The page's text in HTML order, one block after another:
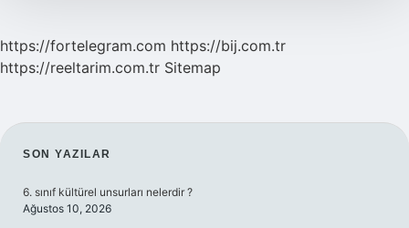
https://fortelegram.com https://bij.com.tr
https://reeltarim.com.tr Sitemap
SIDEBAR
SON YAZILAR
6. sınıf kültürel unsurları nelerdir ?
Ağustos 10, 2026